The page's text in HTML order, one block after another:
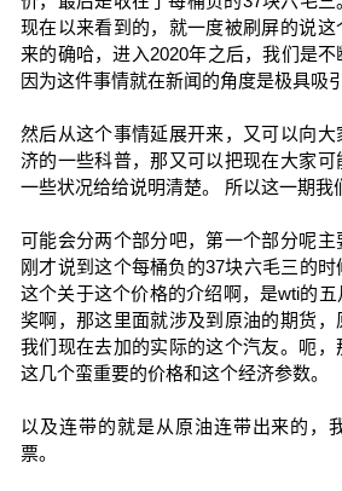
现在以来看到的，就一度被刷屏的说
来的确哈，进入2020年之后，我们是
因为这件事情就在新闻的角度是极具吸
然后从这个事情延展开来，又可以向
济的一些科普，那又可以把现在大家
一些状况给给说明清楚。 所以这一期我
可能会分两个部分吧，第一个部分呢
刚才说到这个每桶负的37块六毛三的
这个关于这个价格的介绍啊，是wti的
奖啊，那这里面就涉及到原油的期货
我们现在去加的实际的这个汽友。呃，
这几个蛮重要的价格和这个经济参数。
以及连带的就是从原油连带出来的，
票。